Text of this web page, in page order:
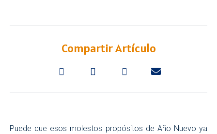
Compartir Artículo
Puede que esos molestos propósitos de Año Nuevo ya